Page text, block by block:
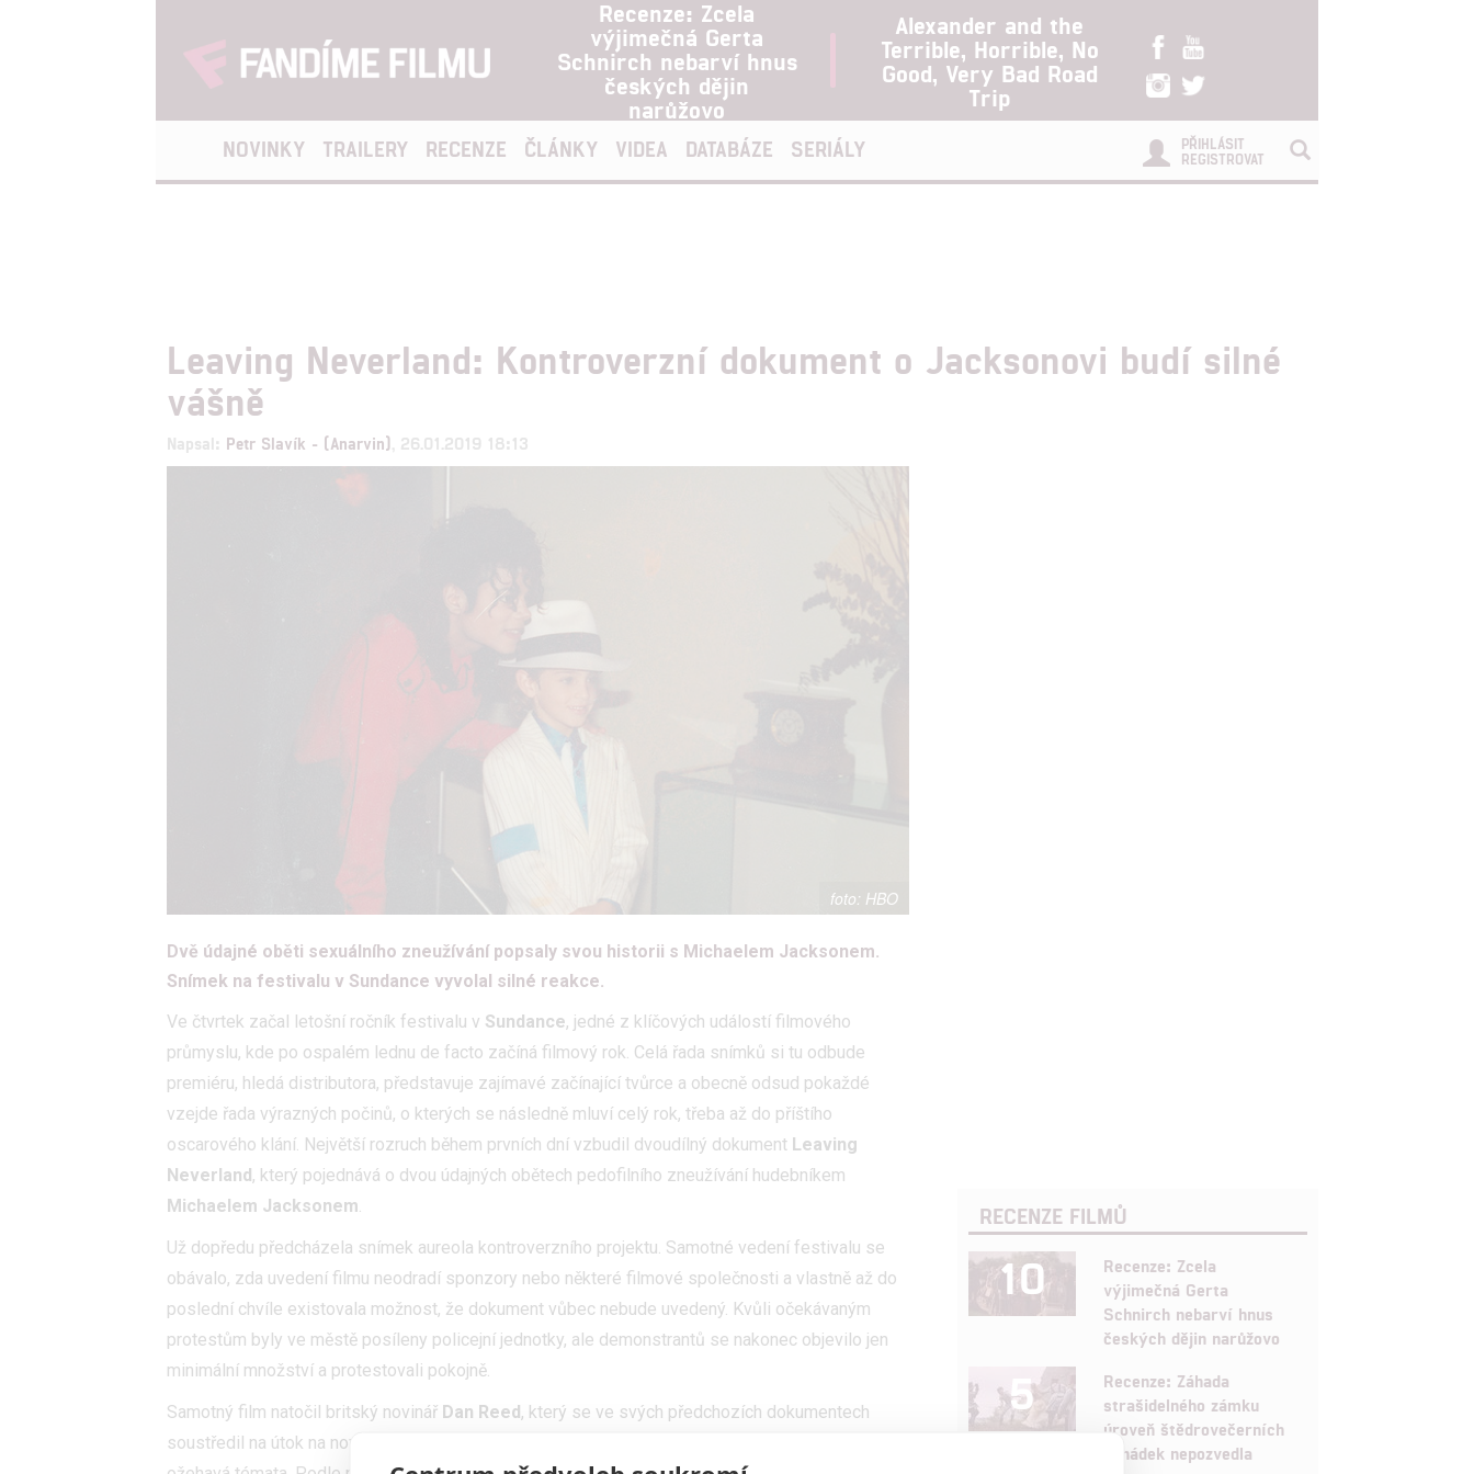
Recenze: Zcela
výjimečná Gerta
Schnirch nebarví hnus
českých dějin
narůžovo
Alexander and the
Terrible, Horrible, No
Good, Very Bad Road
Trip
NOVINKY TRAILERY RECENZE ČLÁNKY VIDEA DATABÁZE SERIÁLY
PŘIHLÁSIT
REGISTROVAT
Leaving Neverland: Kontroverzní dokument o Jacksonovi budí silné
vášně
Napsal: Petr Slavík - (Anarvin) , 26.01.2019 18:13
HBO
Dvě údajné oběti sexuálního zneužívání popsaly svou historii s Michaelem Jacksonem.
Snímek na festivalu v Sundance vyvolal silné reakce.
Ve čtvrtek začal letošní ročník festivalu v Sundance, jedné z klíčových událostí filmového
průmyslu, kde po ospalém lednu de facto začíná filmový rok. Celá řada snímků si tu odbude
premiéru, hledá distributora, představuje zajímavé začínající tvůrce a obecně odsud pokaždé
vzejde řada výrazných počinů, o kterých se následně mluví celý rok, třeba až do příštího
oscarového klání. Největší rozruch během prvních dní vzbudil dvoudílný dokument Leaving
Neverland , který pojednává o dvou údajných obětech pedofilního zneužívání hudebníkem
Michaelem Jacksonem.
Už dopředu předcházela snímek aureola kontroverzního projektu. Samotné vedení festivalu se
obávalo, zda uvedení filmu neodradí sponzory nebo některé filmové společnosti a vlastně až do
poslední chvíle existovala možnost, že dokument vůbec nebude uvedený. Kvůli očekávaným
protestům byly ve městě posíleny policejní jednotky, ale demonstrantů se nakonec objevilo jen
minimální množství a protestovali pokojně.
Samotný film natočil britský novinář Dan Reed , který se ve svých předchozích dokumentech
soustředil na útok na noviny Charlie Hebdo, boj s ISIS, praní ruských špinavých peněz a další
RECENZE FILMŮ
10
Recenze: Zcela
výjimečná Gerta
Schnirch nebarví hnus
českých dějin narůžovo
5
Recenze: Záhada
strašidelného zámku
úroveň štědrovečerních
pohádek nepozvedla